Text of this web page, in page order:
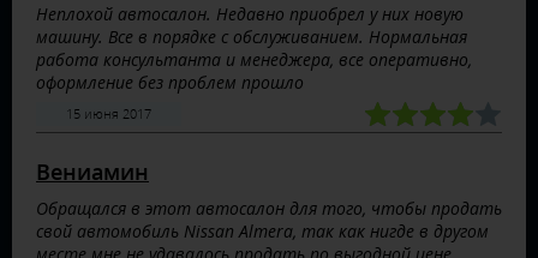
Неплохой автосалон. Недавно приобрел у них новую
машину. Все в порядке с обслуживанием. Нормальная
работа консультанта и менеджера, все оперативно,
оформление без проблем прошло
15 июня 2017
Вениамин
Обращался в этот автосалон для того, чтобы продать
свой автомобиль Nissan Almera, так как нигде в другом
месте мне не удавалось продать по выгодной цене,